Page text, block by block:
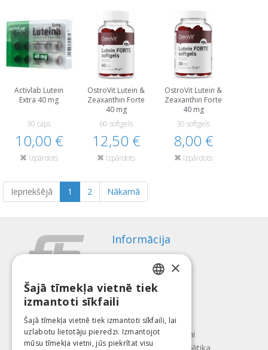
Activlab Lutein
Extra 40 mg
30 caps
10,00 €
Izpārdots
OstroVit Lutein &
Zeaxanthin Forte
40 mg
60 softgels
12,50 €
Izpārdots
OstroVit Lutein &
Zeaxanthin Forte
40 mg
30 softgels
8,00 €
Izpārdots
Iepriekšējā 1 2 Nākamā
Informācija
Apmaksas veidi
Atteikuma tiesības
Par mums
Kontakti
Lietošanas noteikumi
LATVIAN
LITHUANIAN
×
Šajā tīmekļa vietnē tiek
izmantoti sīkfaili
Šajā tīmekļa vietnē tiek izmantoti sīkfaili, lai
uzlabotu lietotāju pieredzi. Izmantojot
mūsu tīmekļa vietni, jūs piekrītat visu